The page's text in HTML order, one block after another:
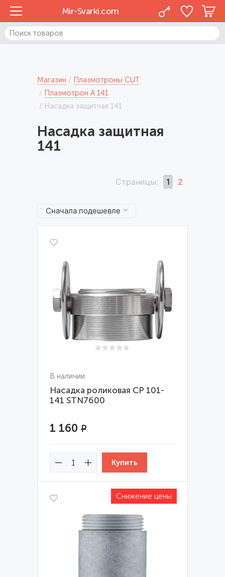
Mir-Svarki.com
Магазин
Плазмотроны CUT
Плазмотрон А 141
Насадка защитная 141
Насадка защитная
141
Страницы: 1 2
Сначала подешевле
В наличии
Насадка роликовая CP 101-
141 STN7600
1 160 Р
Снижение цены